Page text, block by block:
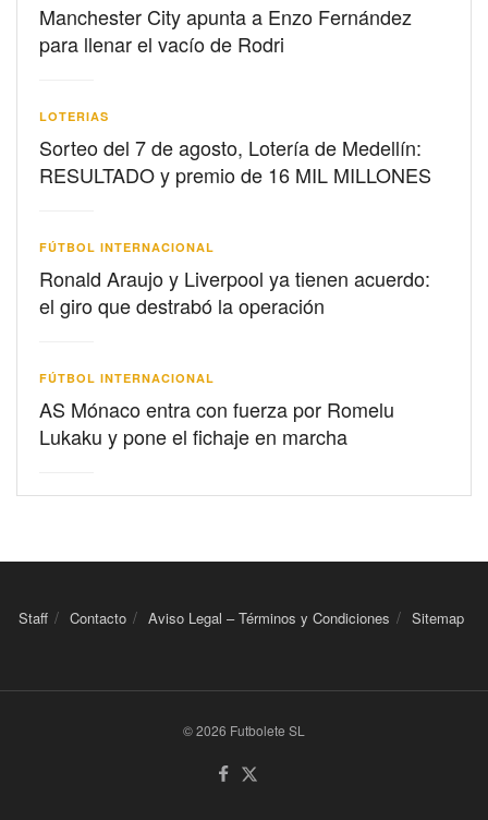
Manchester City apunta a Enzo Fernández
para llenar el vacío de Rodri
LOTERIAS
Sorteo del 7 de agosto, Lotería de Medellín:
RESULTADO y premio de 16 MIL MILLONES
FÚTBOL INTERNACIONAL
Ronald Araujo y Liverpool ya tienen acuerdo:
el giro que destrabó la operación
FÚTBOL INTERNACIONAL
AS Mónaco entra con fuerza por Romelu
Lukaku y pone el fichaje en marcha
Staff Contacto Aviso Legal – Términos y Condiciones Sitemap
© 2026 Futbolete SL